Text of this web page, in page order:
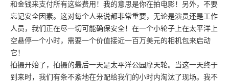
和金钱来支付所有这些费用！我的意思是你在拍电影！另外，不要
忘记安全因素。这对每个人来说都非常重要，无论是演员还是工作
人员，我们正在尽一切可能确保安全！在一个小轮子上在太平洋上
空悬停一个小时，需要一个价值接近一百万美元的相机包来启动
它！
拍摄开始了，拍摄的最后一天是太平洋公园摩天轮。当这一天终于
到来时，我们有条不紊地在分配给我们的小时内淘汰了现场。我不